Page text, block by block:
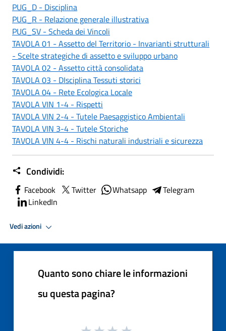
PUG_D - Disciplina
PUG_R - Relazione generale illustrativa
PUG_SV - Scheda dei Vincoli
TAVOLA 01 - Assetto del Territorio - Invarianti strutturali
- Scelte strategiche di assetto e sviluppo urbano
TAVOLA 02 - Assetto città consolidata
TAVOLA 03 - DIsciplina Tessuti storici
TAVOLA 04 - Rete Ecologica Locale
TAVOLA VIN 1-4 - Rispetti
TAVOLA VIN 2-4 - Tutele Paesaggistico Ambientali
TAVOLA VIN 3-4 - Tutele Storiche
TAVOLA VIN 4-4 - Rischi naturali industriali e sicurezza
Condividi:
Facebook Twitter Whatsapp
Telegram
LinkedIn
Vedi azioni
Quanto sono chiare le informazioni
su questa pagina?